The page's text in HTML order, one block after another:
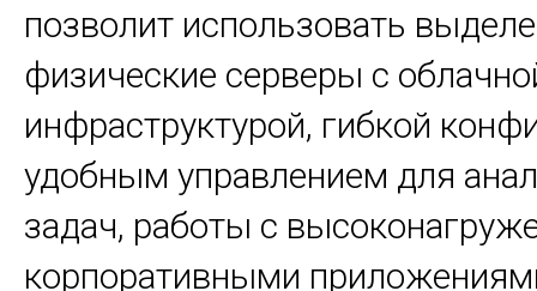
позволит использовать
физические серверы с
инфраструктурой, гибкой
удобным управлением для
задач, работы с
корпоративными